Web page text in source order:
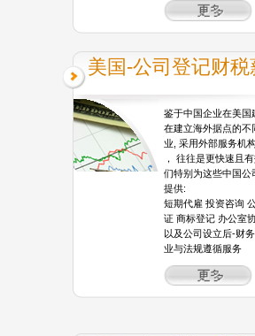
美国-公司登记财税
鉴于中国企业在美国
在建立海外据点的不
业, 采用外部服务机
， 往往是更快速且
们特别为这些中国公
提供:
短期代雇 投资咨询
证 商标登记 办公室
以及公司设立后-财
业与法规遵循服务